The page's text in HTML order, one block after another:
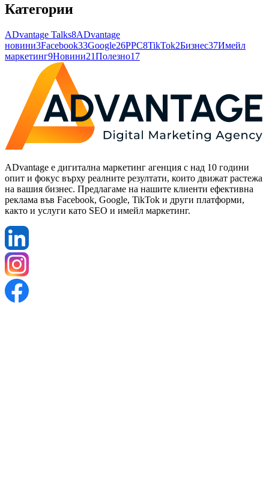
Категории
ADvantage Talks8ADvantage
новини3Facebook33Google26PPC8TikTok2Бизнес37Имейл
маркетинг9Новини21Полезно17
ADvantage е дигитална маркетинг агенция с над 10 години
опит и фокус върху реалните резултати, които движат растежа
на вашия бизнес. Предлагаме на нашите клиенти ефективна
реклама във Facebook, Google, TikTok и други платформи,
както и услуги като SEO и имейл маркетинг.